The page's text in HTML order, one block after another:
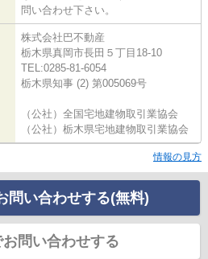
問い合わせ下さい。
株式会社巴不動産
栃木県真岡市長田５丁目18-10
TEL:0285-81-6054
栃木県知事 (2) 第005069号
（公社）全国宅地建物取引業協会
（公社）栃木県宅地建物取引業協会
情報の見方
問い合わせする(無料)
お問い合わせする